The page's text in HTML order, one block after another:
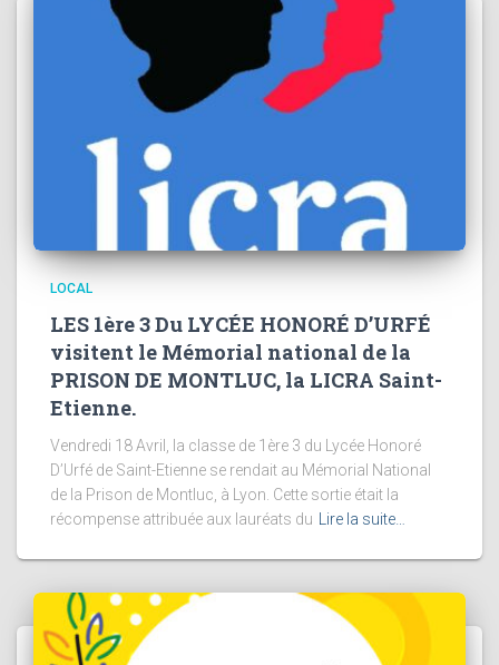
LOCAL
LES 1ère 3 Du LYCÉE HONORÉ D’URFÉ
visitent le Mémorial national de la
PRISON DE MONTLUC, la LICRA Saint-
Etienne.
Vendredi 18 Avril, la classe de 1ère 3 du Lycée Honoré
D’Urfé de Saint-Etienne se rendait au Mémorial National
de la Prison de Montluc, à Lyon. Cette sortie était la
récompense attribuée aux lauréats du
Lire la suite…